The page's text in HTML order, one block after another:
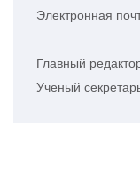
Электронная
Главный
Ученый